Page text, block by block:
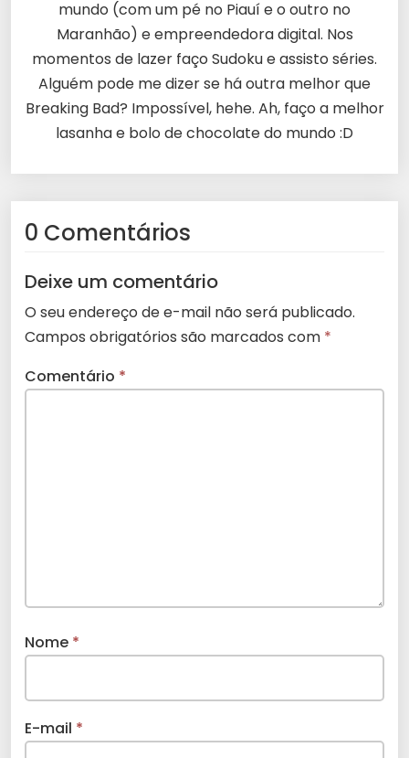
mundo (com um pé no Piauí e o outro no
Maranhão) e empreendedora digital. Nos
momentos de lazer faço Sudoku e assisto séries.
Alguém pode me dizer se há outra melhor que
Breaking Bad? Impossível, hehe. Ah, faço a melhor
lasanha e bolo de chocolate do mundo :D
0 Comentários
Deixe um comentário
O seu endereço de e-mail não será publicado.
Campos obrigatórios são marcados com *
Comentário *
Nome *
E-mail *